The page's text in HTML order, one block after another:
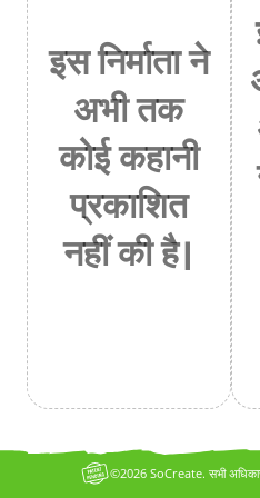
इस निर्माता ने
अभी तक
कोई कहानी
प्रकाशित
नहीं की है।
©2026 SoCreate. सभी अधिकार